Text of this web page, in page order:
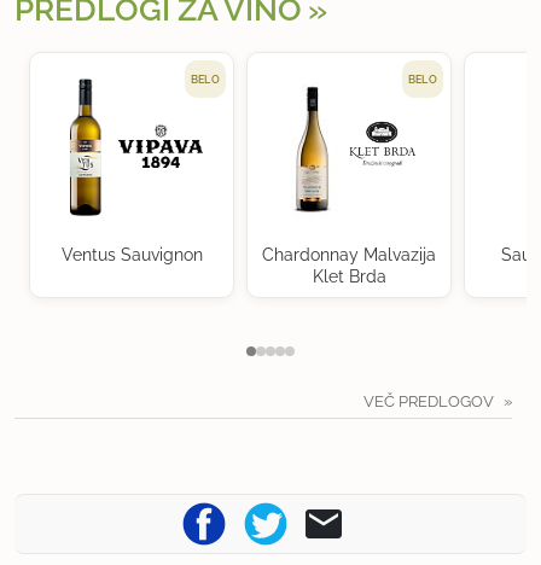
PREDLOGI ZA VINO
BELO
Ventus Sauvignon
BELO
Chardonnay Malvazija
Klet Brda
VEČ PREDLOGOV